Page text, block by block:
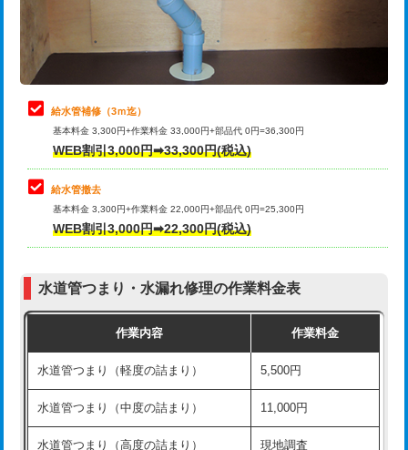
排水管工事（排水管工事/3ｍまで） 55,000円
排水管工事（追加 排水管工事/3ｍ超
マス交換（土の掘削・埋め戻し作業）
マス交換（深さ50㎝未満）
マス交換（深さ50㎝以上）
コンクリート斫り（厚さ10㎝まで）
モルタル補修（厚さ10㎝超え） 38,500円
洗面台設置 38,500円
化粧台設置 22,000円
止水・漏水調査・防水処理・清掃・修
理・調整・分解・加工など（軽作業）
11,000円
止水・漏水調査・防水処理・清掃・修
理・調整・分解・加工など（中作業）
止水・漏水調査・防水処理・清掃・修
理・調整・分解・加工など（重作業）
33,000円
その他部品の脱着
交換・取付（タンク）
式）)
式・ワンホール）)
交換・取付(排水栓・排水トラップ
22,000円+材料費
給水管補修（3ｍ迄）
基本料金 3,300円+作業料金 33,000円+部品代 0円=36,300円
WEB割引3,000円➡33,300円(税込)
給水管撤去
基本料金 3,300円+作業料金 22,000円+部品代 0円=25,300円
WEB割引3,000円➡22,300円(税込)
水道管つまり・水漏れ修理の作業料金表
作業内容 作業料金
水道管つまり（軽度の詰まり） 5,500円
水道管つまり（中度の詰まり） 11,000円
水道管つまり（高度の詰まり） 現地調査